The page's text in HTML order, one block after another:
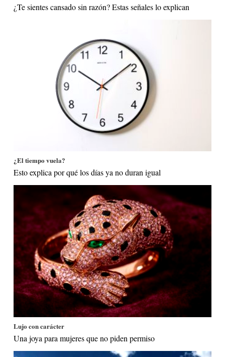
¿Te sientes cansado sin razón? Estas señales lo explican
¿El tiempo vuela?
Esto explica por qué los días ya no duran igual
Lujo con carácter
Una joya para mujeres que no piden permiso